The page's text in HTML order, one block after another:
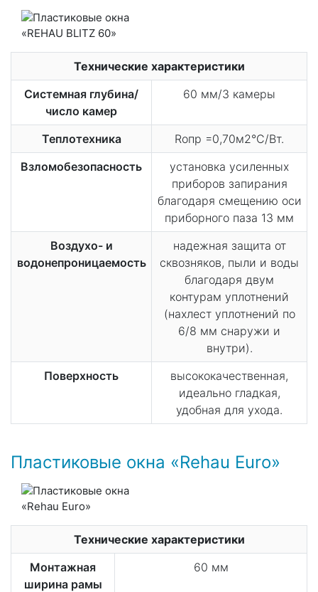
Технические характеристики
Системная глубина/
число камер
60 мм/3 камеры
Теплотехника
Rопр =0,70м2°С/Вт.
Взломобезопасность
установка усиленных
приборов запирания
благодаря смещению оси
приборного паза 13 мм
Воздухо- и
водонепроницаемость
надежная защита от
сквозняков, пыли и воды
благодаря двум
контурам уплотнений
(нахлест уплотнений по
6/8 мм снаружи и
внутри).
Поверхность
высококачественная,
идеально гладкая,
удобная для ухода.
Пластиковые окна «Rehau Euro»
Технические характеристики
Монтажная
ширина рамы
60 мм